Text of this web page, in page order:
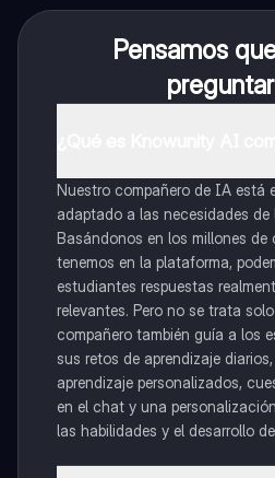
Pensamos
Nuestro compañero de IA está
adaptado a las necesidades de
Basándonos en los millones de
tenemos en la plataforma,
estudiantes respuestas
relevantes. Pero no se trata
compañero también guía a los
sus retos de aprendizaje
aprendizaje personalizados,
en el chat y una
las habilidades y el desarrollo